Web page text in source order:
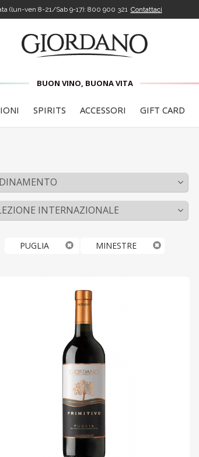
(lun-ven 8-21/Sab 9-17): 800 900 321 Contattaci
BUON VINO, BUONA VITA
SPIRITS ACCESSORI GIFT CARD
INTERNAZIONALE
PUGLIA MINESTRE